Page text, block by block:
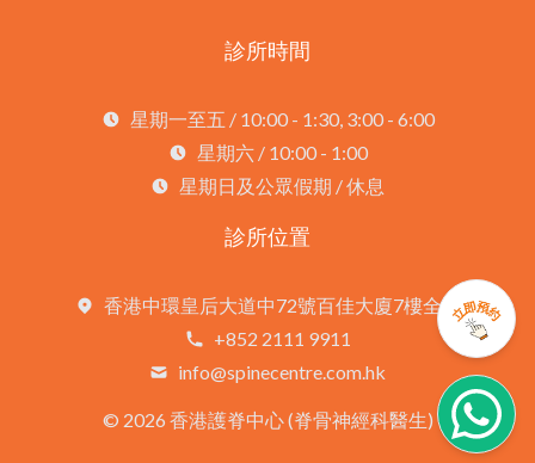
診所時間
星期一至五 / 10:00 - 1:30, 3:00 - 6:00
星期六 / 10:00 - 1:00
星期日及公眾假期 / 休息
診所位置
香港中環皇后大道中72號百佳大廈7樓全層
+852 2111 9911
info@spinecentre.com.hk
© 2026 香港護脊中心 (脊骨神經科醫生)